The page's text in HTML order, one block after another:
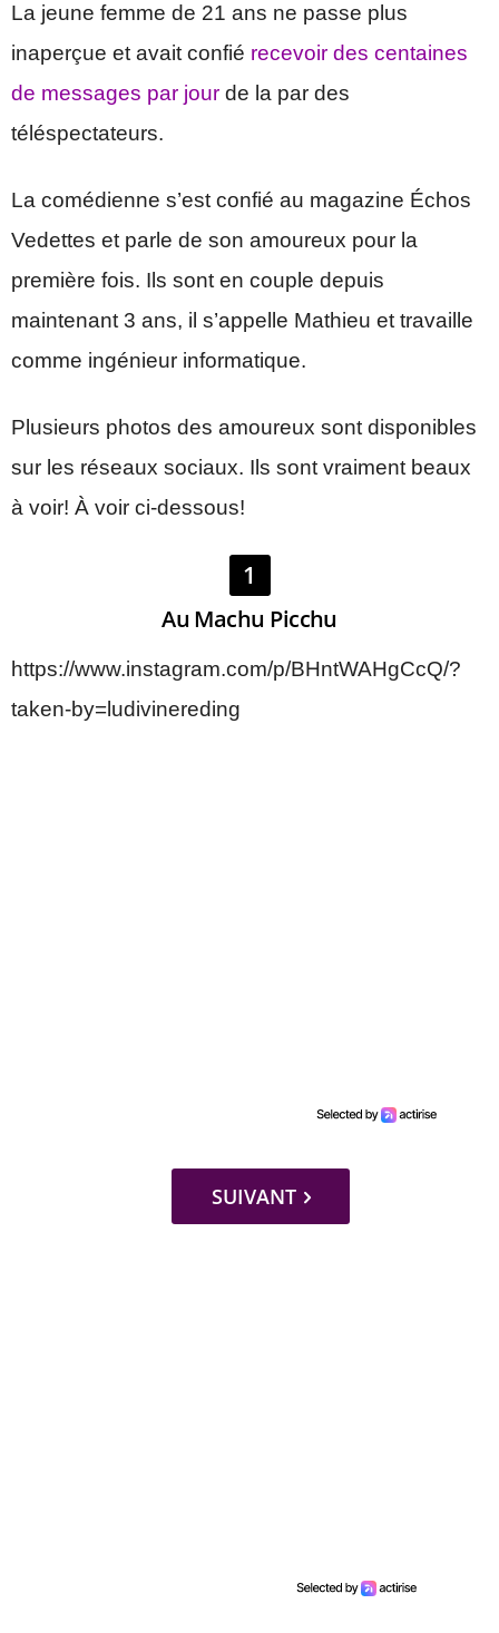
La jeune femme de 21 ans ne passe plus
inaperçue et avait confié recevoir des centaines
de messages par jour de la par des
téléspectateurs.
La comédienne s’est confié au magazine Échos
Vedettes et parle de son amoureux pour la
première fois. Ils sont en couple depuis
maintenant 3 ans, il s’appelle Mathieu et travaille
comme ingénieur informatique.
Plusieurs photos des amoureux sont disponibles
sur les réseaux sociaux. Ils sont vraiment beaux
à voir! À voir ci-dessous!
1
Au Machu Picchu
https://www.instagram.com/p/BHntWAHgCcQ/?
taken-by=ludivinereding
SUIVANT